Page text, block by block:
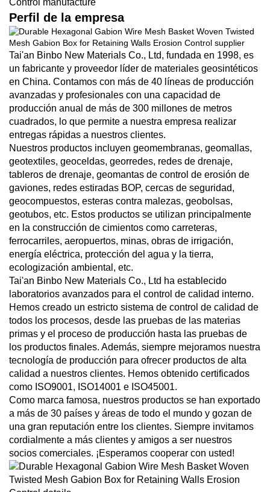
Perfil de la empresa
Tai'an Binbo New Materials Co., Ltd, fundada en 1998, es
un fabricante y proveedor líder de materiales geosintéticos
en China. Contamos con más de 40 líneas de producción
avanzadas y profesionales con una capacidad de
producción anual de más de 300 millones de metros
cuadrados, lo que permite a nuestra empresa realizar
entregas rápidas a nuestros clientes.
Nuestros productos incluyen geomembranas, geomallas,
geotextiles, geoceldas, georredes, redes de drenaje,
tableros de drenaje, geomantas de control de erosión de
gaviones, redes estiradas BOP, cercas de seguridad,
geocompuestos, esteras contra malezas, geobolsas,
geotubos, etc. Estos productos se utilizan principalmente
en la construcción de cimientos como carreteras,
ferrocarriles, aeropuertos, minas, obras de irrigación,
energía eléctrica, protección del agua y la tierra,
ecologización ambiental, etc.
Tai'an Binbo New Materials Co., Ltd ha establecido
laboratorios avanzados para el control de calidad interno.
Hemos creado un estricto sistema de control de calidad de
todos los procesos, desde las pruebas de las materias
primas y el proceso de producción hasta las pruebas de
los productos finales. Además, siempre mejoramos nuestra
tecnología de producción para ofrecer productos de alta
calidad a nuestros clientes. Hemos obtenido certificados
como ISO9001, ISO14001 e ISO45001.
Como marca famosa, nuestros productos se han exportado
a más de 30 países y áreas de todo el mundo y gozan de
una gran reputación entre los clientes. Siempre invitamos
cordialmente a más clientes y amigos a ser nuestros
socios comerciales. ¡Esperamos cooperar con usted!